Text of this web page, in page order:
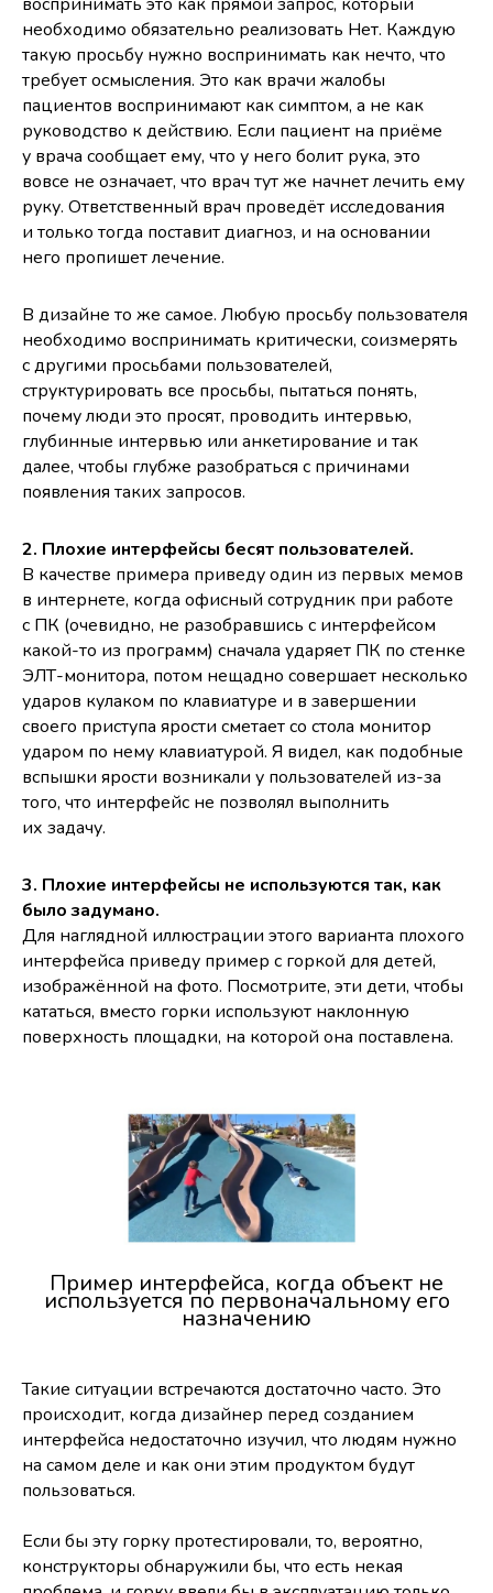
необходимо обязательно реализовать Нет. Каждую
такую просьбу нужно воспринимать как нечто, что
требует осмысления. Это как врачи жалобы
пациентов воспринимают как симптом, а не как
руководство к действию. Если пациент на приёме
у врача сообщает ему, что у него болит рука, это
вовсе не означает, что врач тут же начнет лечить ему
руку. Ответственный врач проведёт исследования
и только тогда поставит диагноз, и на основании
него пропишет лечение.
В дизайне то же самое. Любую просьбу пользователя
необходимо воспринимать критически, соизмерять
с другими просьбами пользователей,
структурировать все просьбы, пытаться понять,
почему люди это просят, проводить интервью,
глубинные интервью или анкетирование и так
далее, чтобы глубже разобраться с причинами
появления таких запросов.
2. Плохие интерфейсы бесят пользователей.
В качестве примера приведу один из первых мемов
в интернете, когда офисный сотрудник при работе
с ПК (очевидно, не разобравшись с интерфейсом
какой-то из программ) сначала ударяет ПК по стенке
ЭЛТ-монитора, потом нещадно совершает несколько
ударов кулаком по клавиатуре и в завершении
своего приступа ярости сметает со стола монитор
ударом по нему клавиатурой. Я видел, как подобные
вспышки ярости возникали у пользователей из-за
того, что интерфейс не позволял выполнить
их задачу.
3. Плохие интерфейсы не используются так, как
было задумано.
Для наглядной иллюстрации этого варианта плохого
интерфейса приведу пример с горкой для детей,
изображённой на фото. Посмотрите, эти дети, чтобы
кататься, вместо горки используют наклонную
поверхность площадки, на которой она поставлена.
Пример интерфейса, когда объект не
используется по первоначальному его
назначению
Такие ситуации встречаются достаточно часто. Это
происходит, когда дизайнер перед созданием
интерфейса недостаточно изучил, что людям нужно
на самом деле и как они этим продуктом будут
пользоваться.
Если бы эту горку протестировали, то, вероятно,
конструкторы обнаружили бы, что есть некая